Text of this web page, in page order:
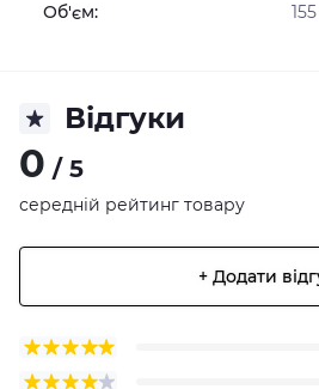
Об'єм:
Відгуки
0 / 5
середній рейтинг товару
+ Додати